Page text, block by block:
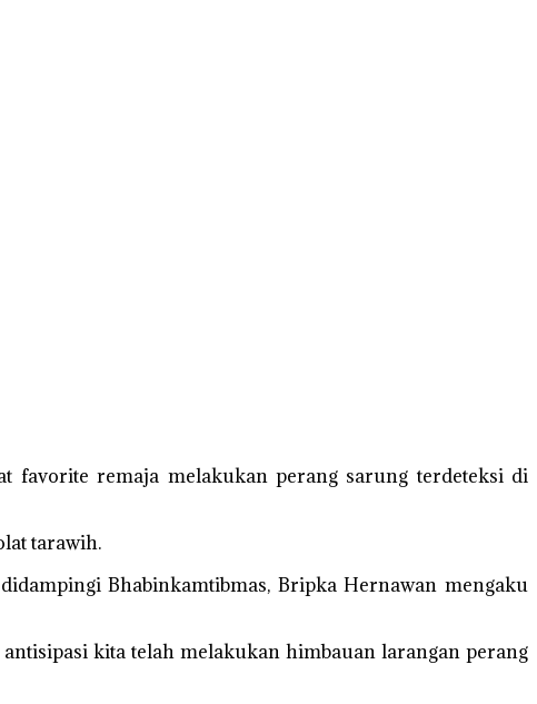
favorite remaja melakukan perang sarung terdeteksi di
tarawih.
Bhabinkamtibmas, Bripka Hernawan mengaku
kita telah melakukan himbauan larangan perang